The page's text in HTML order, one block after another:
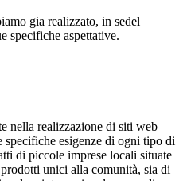
gia realizzato, in sedel
specifiche aspettative.
nella realizzazione di siti web
esigenze di ogni tipo di
di piccole imprese locali situate
unici alla comunità, sia di